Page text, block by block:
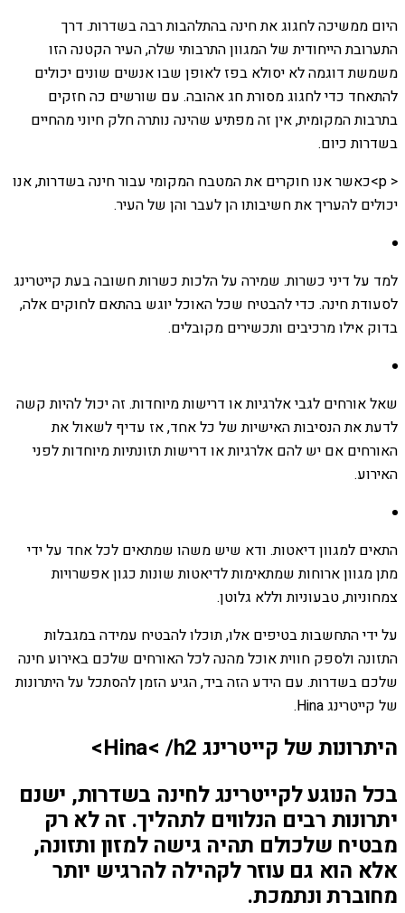
היום ממשיכה לחגוג את חינה בהתלהבות רבה בשדרות. דרך
התערובת הייחודית של המגוון התרבותי שלה, העיר הקטנה הזו
משמשת דוגמה לא יסולא בפז לאופן שבו אנשים שונים יכולים
להתאחד כדי לחגוג מסורת חג אהובה. עם שורשים כה חזקים
בתרבות המקומית, אין זה מפתיע שהינה נותרה חלק חיוני מהחיים
בשדרות כיום.
< p>כאשר אנו חוקרים את המטבח המקומי עבור חינה בשדרות, אנו
יכולים להעריך את חשיבותו הן לעבר והן של העיר.
למד על דיני כשרות. שמירה על הלכות כשרות חשובה בעת קייטרינג
לסעודת חינה. כדי להבטיח שכל האוכל יוגש בהתאם לחוקים אלה,
בדוק אילו מרכיבים ותכשירים מקובלים.
שאל אורחים לגבי אלרגיות או דרישות מיוחדות. זה יכול להיות קשה
לדעת את הנסיבות האישיות של כל אחד, אז עדיף לשאול את
האורחים אם יש להם אלרגיות או דרישות תזונתיות מיוחדות לפני
האירוע.
התאים למגוון דיאטות. ודא שיש משהו שמתאים לכל אחד על ידי
מתן מגוון ארוחות שמתאימות לדיאטות שונות כגון אפשרויות
צמחוניות, טבעוניות וללא גלוטן.
על ידי התחשבות בטיפים אלו, תוכלו להבטיח עמידה במגבלות
התזונה ולספק חווית אוכל מהנה לכל האורחים שלכם באירוע חינה
שלכם בשדרות. עם הידע הזה ביד, הגיע הזמן להסתכל על היתרונות
של קייטרינג Hina.
היתרונות של קייטרינג Hina< /h2>
בכל הנוגע לקייטרינג לחינה בשדרות, ישנם
יתרונות רבים הנלווים לתהליך. זה לא רק
מבטיח שלכולם תהיה גישה למזון ותזונה,
אלא הוא גם עוזר לקהילה להרגיש יותר
מחוברת ונתמכת.